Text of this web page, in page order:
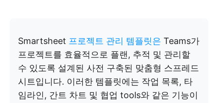
Smartsheet 프로젝트 관리 템플릿은 Teams가
프로젝트를 효율적으로 플랜, 추적 및 관리할
수 있도록 설계된 사전 구축된 맞춤형 스프레드
시트입니다. 이러한 템플릿에는 작업 목록, 타
임라인, 간트 차트 및 협업 tools와 같은 기능이